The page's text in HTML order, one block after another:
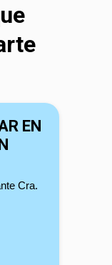
EN
Cra.